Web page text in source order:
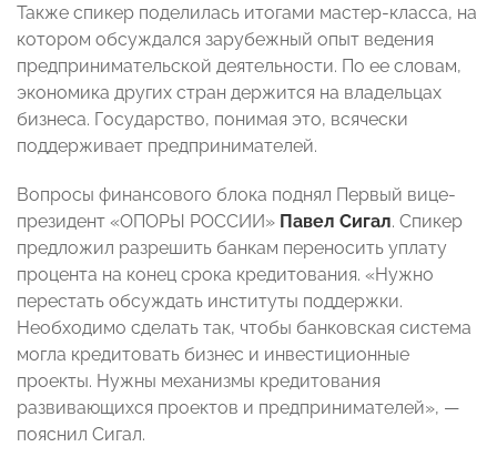
Также спикер поделилась итогами мастер-класса, на
котором обсуждался зарубежный опыт ведения
предпринимательской деятельности. По ее словам,
экономика других стран держится на владельцах
бизнеса. Государство, понимая это, всячески
поддерживает предпринимателей.
Вопросы финансового блока поднял Первый вице-
президент «ОПОРЫ РОССИИ» Павел Сигал. Спикер
предложил разрешить банкам переносить уплату
процента на конец срока кредитования. «Нужно
перестать обсуждать институты поддержки.
Необходимо сделать так, чтобы банковская система
могла кредитовать бизнес и инвестиционные
проекты. Нужны механизмы кредитования
развивающихся проектов и предпринимателей», —
пояснил Сигал.